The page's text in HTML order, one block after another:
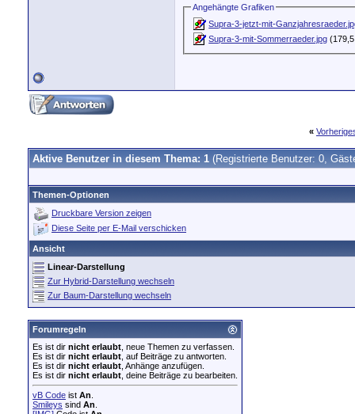
Angehängte Grafiken
Supra-3-jetzt-mit-
Supra-3-mit-Sommerraeder.jpg
«
Aktive Benutzer in diesem Thema: 1 (Registrierte Benutzer: 0,
Themen-Optionen
Druckbare Version zeigen
Diese Seite per E-Mail verschicken
Ansicht
Linear-Darstellung
Zur Hybrid-Darstellung wechseln
Zur Baum-Darstellung wechseln
Forumregeln
Es ist dir nicht erlaubt , neue Themen zu verfassen.
Es ist dir nicht erlaubt , auf Beiträge zu antworten.
Es ist dir nicht erlaubt , Anhänge anzufügen.
Es ist dir nicht erlaubt , deine Beiträge zu bearbeiten.
vB Code ist An
Smileys sind An